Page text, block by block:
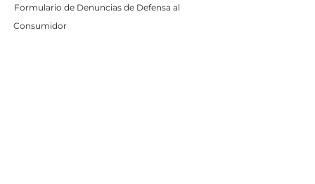
Formulario de Denuncias de Defensa al
Consumidor